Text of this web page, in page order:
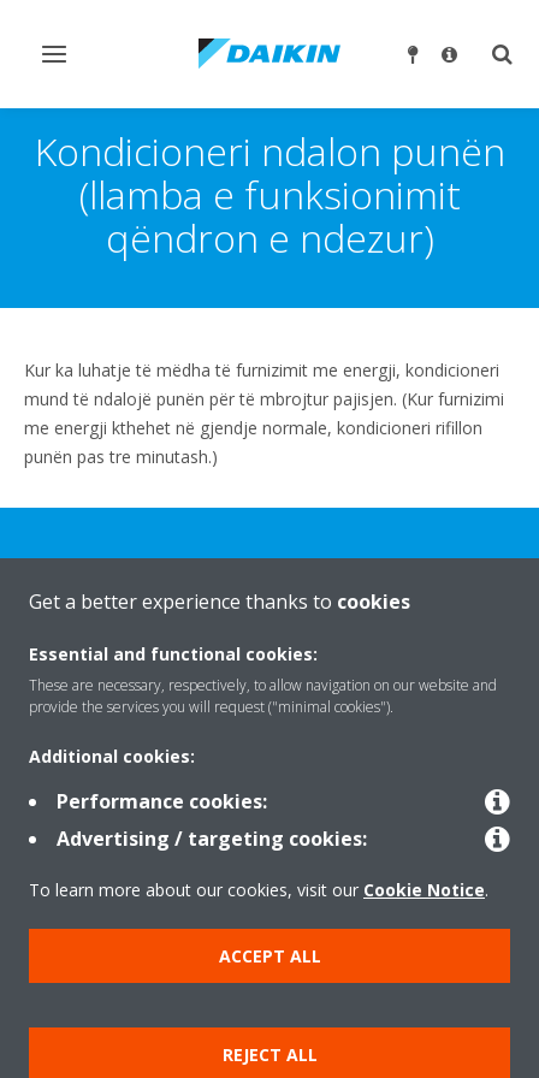
Ndrysho
Kondicioneri ndalon punën
(llamba e funksionimit
qëndron e ndezur)
Kur ka luhatje të mëdha të furnizimit me energji, kondicioneri
mund të ndalojë punën për të mbrojtur pajisjen. (Kur furnizimi
me energji kthehet në gjendje normale, kondicioneri rifillon
punën pas tre minutash.)
Rreth nesh
Zgjidhje
Kontakti
Produktet
Njoftim ligjor
Njoftim për kukit
Politika e privatësisë së të dhënave
Etika Korporative
Get a better experience thanks to cookies
Essential and functional cookies:
These are necessary, respectively, to allow navigation on our website and
provide the services you will request ("minimal cookies").
Additional cookies:
Performance cookies:
Advertising / targeting cookies:
To learn more about our cookies, visit our Cookie Notice.
ACCEPT ALL
REJECT ALL